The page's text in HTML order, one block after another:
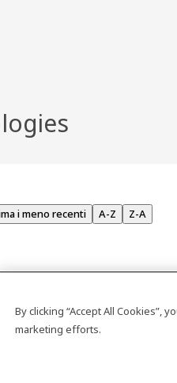
i meno recenti A-Z Z-A
trovare nessun prodotto.
By clicking “Accept All Cookies”,
marketing efforts.